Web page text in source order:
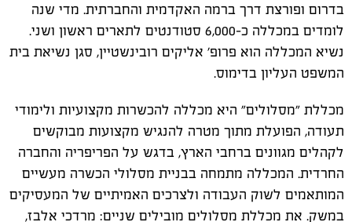
בדרום ופורצת דרך ברמה האקדמית והחברתית. מדי שנה
לומדים במכללה כ-6,000 סטודנטים לתארים ראשון ושני.
נשיא המכללה הוא פרופ' אליקים רובינשטיין, סגן נשיאת בית
המשפט העליון בדימוס.
מכללת "מסלולים" היא מכללה להכשרות מקצועיות ולימודי
תעודה, הפועלת מתוך מטרה להנגיש מקצועות מבוקשים
לקהלים מגוונים ברחבי הארץ, בדגש על הפריפריה והחברה
החרדית. המכללה מתמחה בבניית מסלולי הכשרה מעשיים
המותאמים לשוק העבודה ולצרכים האמיתיים של המעסיקים
במשק. את מכללת מסלולים מובילים שניים: מרדכי אלבז,